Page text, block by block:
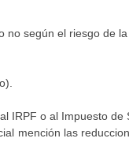
no según el riesgo de
IRPF o al Impuesto de
mención las